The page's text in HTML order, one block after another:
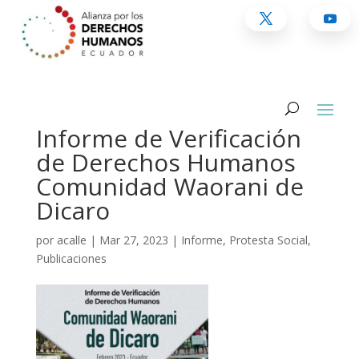
Informe de Verificación
de Derechos Humanos
Comunidad Waorani de
Dicaro
por acalle | Mar 27, 2023 | Informe, Protesta Social,
Publicaciones